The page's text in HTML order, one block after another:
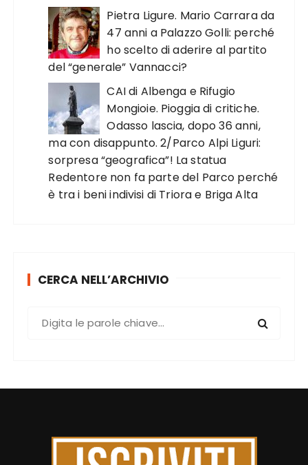
Pietra Ligure. Mario Carrara da
47 anni a Palazzo Golli: perché
ho scelto di aderire al partito
del “generale” Vannacci?
CAI di Albenga e Rifugio
Mongioie. Pioggia di critiche.
Odasso lascia, dopo 36 anni,
ma con disappunto. 2/Parco Alpi Liguri:
sorpresa “geografica”! La statua
Redentore non fa parte del Parco perché
è tra i beni indivisi di Triora e Briga Alta
CERCA NELL’ARCHIVIO